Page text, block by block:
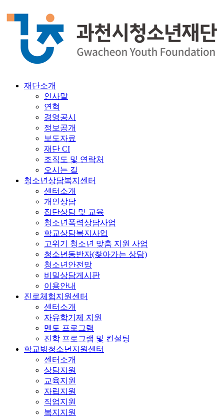
재단소개
인사말
연혁
경영공시
정보공개
보도자료
재단 CI
조직도 및 연락처
오시는 길
청소년상담복지센터
센터소개
개인상담
집단상담 및 교육
청소년폭력상담사업
학교상담복지사업
고위기 청소년 맞춤 지원 사업
청소년동반자(찾아가는 상담)
청소년안전망
비밀상담게시판
이용안내
진로체험지원센터
센터소개
자유학기제 지원
멘토 프로그램
진학 프로그램 및 컨설팅
학교밖청소년지원센터
센터소개
상담지원
교육지원
자립지원
직업지원
복지지원